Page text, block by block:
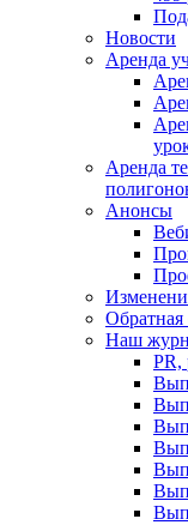
Новости
Аренда
Аренда
Анонсы
Обратная
Наш
PR,